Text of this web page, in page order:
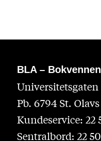
BLA –
Universitetsgaten
Pb. 6794 St.
Kundeservice: 22
Sentralbord: 22